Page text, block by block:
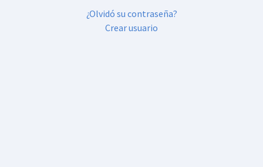
¿Olvidó su contraseña?
Crear usuario